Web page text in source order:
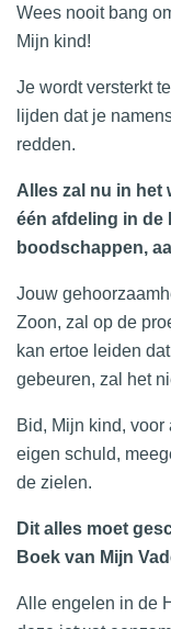
Wees nooit bang
Mijn kind!
Je wordt versterkt
lijden dat je
redden.
Alles zal nu in het
één afdeling in de
boodschappen,
Jouw
Zoon, zal op de
kan ertoe leiden
gebeuren, zal het
Bid, Mijn kind,
eigen schuld,
de zielen.
Dit alles moet
Boek van Mijn
Alle engelen in de